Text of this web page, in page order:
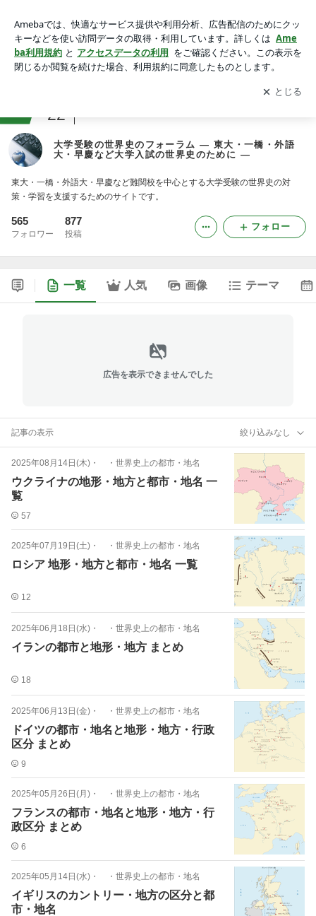
など大学入試の世界史のために ―
アプリをダウンロードして ブログの更新通知
を受け取りまし
ょう。
開く
22
大学受験の世界史のフォーラム ― 東大・一橋・外語
大・早慶など大学入試の世界史のために ―
東大・一橋・外語大・早慶など難関校を中心とする大学受験の世界史の対
策・学習を支援するためのサイトです。
565
フォロワー
877
投稿
フォロー
一覧 人気 画像 テーマ
広告を表示できませんでした
記事の表示 絞り込みなし
2025年08月14日(木) ・ ・世界史上の都市・地名
ウクライナの地形・地方と都市・地名 一
覧
57
2025年07月19日(土) ・ ・世界史上の都市・地名
ロシア 地形・地方と都市・地名 一覧
12
2025年06月18日(水) ・ ・世界史上の都市・地名
イランの都市と地形・地方 まとめ
18
2025年06月13日(金) ・ ・世界史上の都市・地名
ドイツの都市・地名と地形・地方・行政
区分 まとめ
9
2025年05月26日(月) ・ ・世界史上の都市・地名
フランスの都市・地名と地形・地方・行
政区分 まとめ
6
2025年05月14日(水) ・ ・世界史上の都市・地名
イギリスのカントリー・地方の区分と都
市・地名